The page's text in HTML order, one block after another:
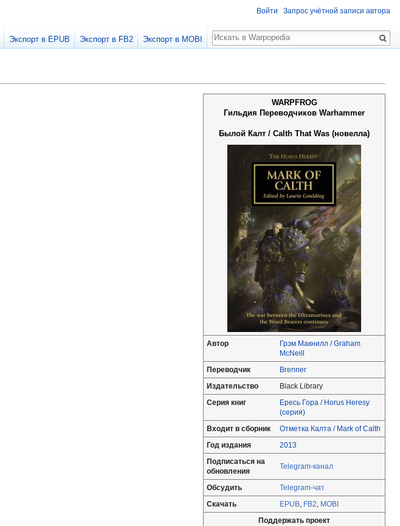
WARPFROG
Гильдия Переводчиков Warhammer
Былой Калт / Calth That Was (новелла)
Автор
Грэм Макнилл / Graham
McNeill
Переводчик
Brenner
Издательство
Black Library
Серия книг
Ересь Гора / Horus Heresy
(серия)
Входит в сборник
Отметка Калта / Mark of Calth
Год издания
2013
Подписаться на
обновления
Telegram-канал
Обсудить
Telegram-чат
Скачать
EPUB, FB2, MOBI
Поддержать проект
Войти Запрос учётной записи автора
Экспорт в EPUB Экспорт в FB2 Экспорт в MOBI
Поиск